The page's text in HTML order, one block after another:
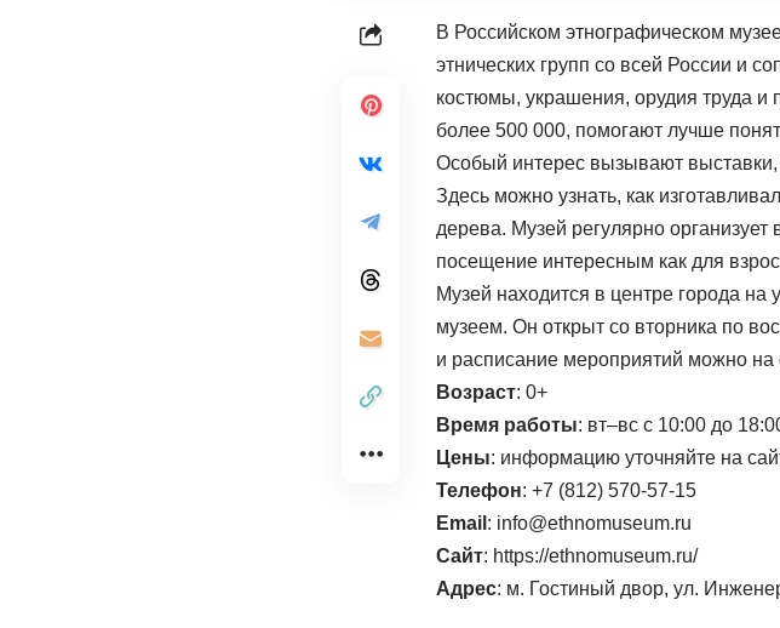
В Российском этнографическом
этнических групп со всей России и
костюмы, украшения, орудия труда и
более 500 000, помогают лучше
Особый интерес вызывают
Здесь можно узнать, как
дерева. Музей регулярно
посещение интересным как для
Музей находится в центре города
музеем. Он открыт со вторника по
и расписание мероприятий можно
Возраст: 0+
Время работы: вт–вс с 10:00 до
Цены: информацию уточняйте на
Телефон: +7 (812) 570-57-15
Email : ur.muesumonhte
@ofni
Сайт: https://ethnomuseum.ru/
Адрес: м. Гостиный двор, ул.